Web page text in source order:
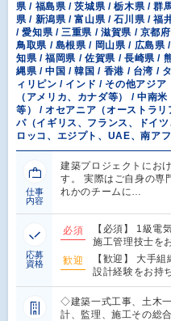
県 / 福島県 / 茨城県 / 栃木県 / 群
県 / 新潟県 / 富山県 / 石川県 / 福
/ 愛知県 / 三重県 / 滋賀県 / 京都
鳥取県 / 島根県 / 岡山県 / 広島県
知県 / 福岡県 / 佐賀県 / 長崎県 /
縄県 / 中国 / 韓国 / 香港 / 台湾 /
ィリピン / インド / その他アジ
（アメリカ、カナダ等） / 中南
等） / オセアニア（オーストラ
パ（イギリス、フランス、ドイ
ロッコ、エジプト、UAE、南ア
仕事
内容
建築プロジェクトにお
す。 実際はご自身の専
れかのチームに…
応募
資格
必須
【必須】 1級電
施工管理技士を
歓迎
【歓迎】 大手
設計経験をお持
◇建築一式工事、土木
計、監理、施工その総